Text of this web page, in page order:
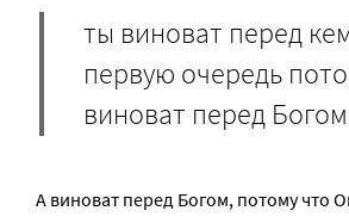
ты виноват перед
первую очередь
виноват перед
А виноват перед Богом, потому что